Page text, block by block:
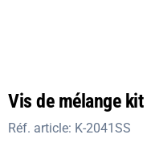
Vis de mélange kit
Réf. article: K-2041SS